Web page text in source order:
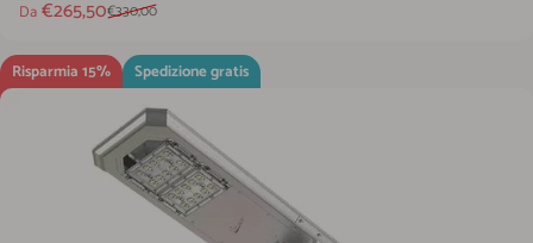
Prezzo scontato
Da€265,50
Prezzo di listino
€330,00
Risparmia 15% Spedizione gratis